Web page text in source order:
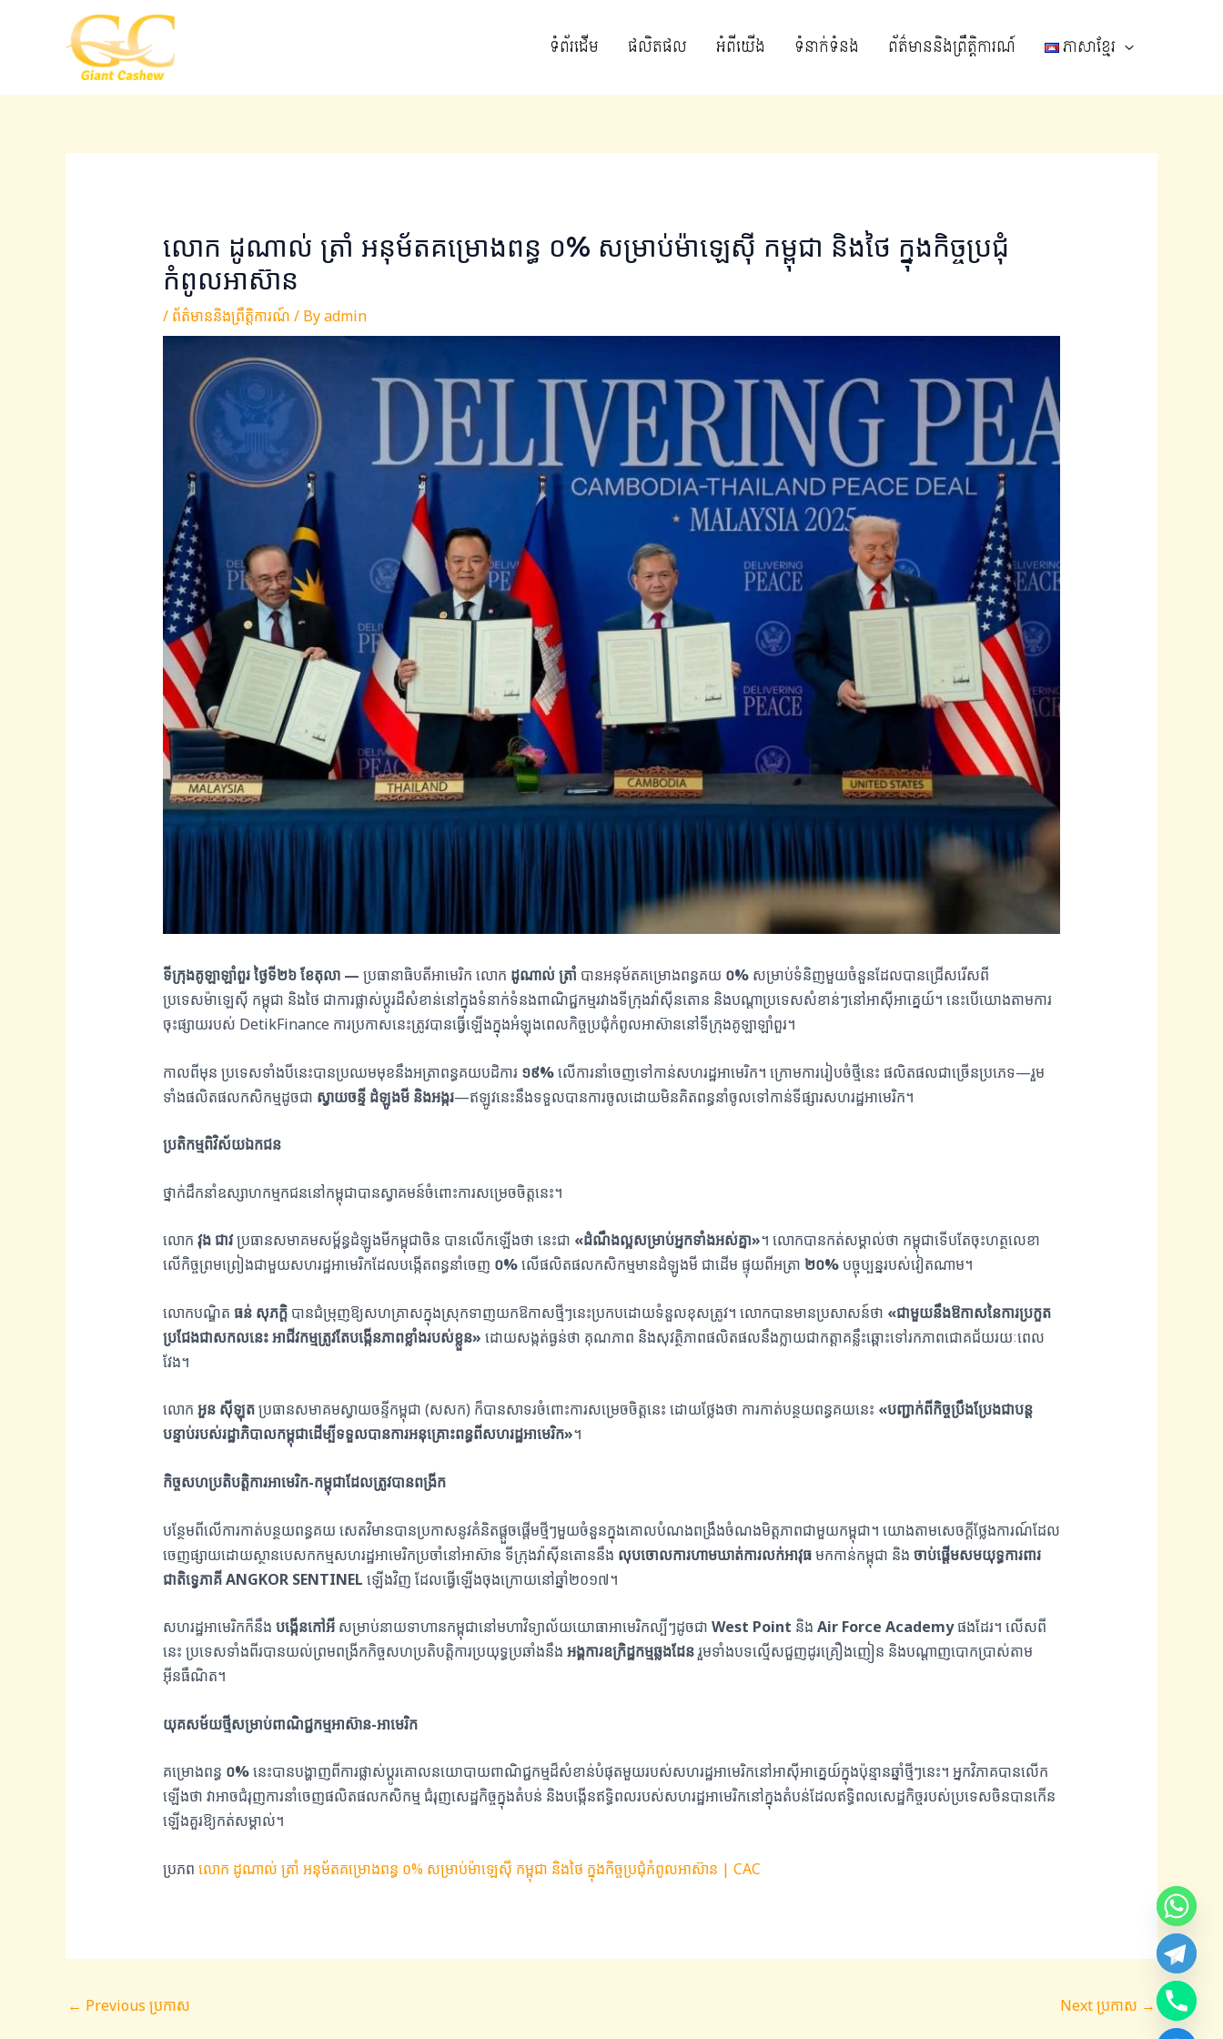
ទំព័រដើម ផលិតផល អំពីយើង ទំនាក់ទំនង ព័ត៌មាននិងព្រឹត្តិការណ៍ ភាសាខ្មែរ
លោក ដូណាល់ ត្រាំ អនុម័តគម្រោងពន្ធ ០% សម្រាប់ម៉ាឡេស៊ី កម្ពុជា និងថៃ ក្នុងកិច្ចប្រជុំ
កំពូលអាស៊ាន
/ ព័ត៌មាននិងព្រឹត្តិការណ៍ / Byadmin
ទីក្រុងគូឡាឡាំពួរ ថ្ងៃទី២៦ ខែតុលា — ប្រធានាធិបតីអាមេរិក លោក ដូណាល់ ត្រាំ បានអនុម័តគម្រោងពន្ធគយ ០%សម្រាប់ទំនិញមួយចំនួនដែលបានជ្រើសរើសពី
ប្រទេសម៉ាឡេស៊ី កម្ពុជា និងថៃ ជាការផ្លាស់ប្តូរដ៏សំខាន់នៅក្នុងទំនាក់ទំនងពាណិជ្ជកម្មរវាងទីក្រុងវ៉ាស៊ីនតោន និងបណ្តាប្រទេសសំខាន់ៗនៅអាស៊ីអាគ្នេយ៍។ នេះបើយោងតាមការ
ចុះផ្សាយរបស់ DetikFinance ការប្រកាសនេះត្រូវបានធ្វើឡើងក្នុងអំឡុងពេលកិច្ចប្រជុំកំពូលអាស៊ាននៅទីក្រុងគូឡាឡាំពួរ។
កាលពីមុន ប្រទេសទាំងបីនេះបានប្រឈមមុខនឹងអត្រាពន្ធគយបដិការ ១៩%លើការនាំចេញទៅកាន់សហរដ្ឋអាមេរិក។ ក្រោមការរៀបចំថ្មីនេះ ផលិតផលជាច្រើនប្រភេទ—រួម
ទាំងផលិតផលកសិកម្មដូចជា ស្វាយចន្ទី ដំឡូងមី និងអង្ករ—ឥឡូវនេះនឹងទទួលបានការចូលដោយមិនគិតពន្ធនាំចូលទៅកាន់ទីផ្សារសហរដ្ឋអាមេរិក។
ប្រតិកម្មពិវិស័យឯកជន
ថ្នាក់ដឹកនាំឧស្សាហកម្មកជននៅកម្ពុជាបានស្វាគមន៍ចំពោះការសម្រេចចិត្តនេះ។
លោក វុង ជាវប្រធានសមាគមសម្ព័ន្ធដំឡូងមីកម្ពុជាចិន បានលើកឡើងថា នេះជា «ដំណឹងល្អសម្រាប់អ្នកទាំងអស់គ្នា»។ លោកបានកត់សម្គាល់ថា កម្ពុជាទើបតែចុះហត្ថលេខា
លើកិច្ចព្រមព្រៀងជាមួយសហរដ្ឋអាមេរិកដែលបង្កើតពន្ធនាំចេញ ០%លើផលិតផលកសិកម្មមានដំឡូងមី ជាដើម ផ្ទុយពីអត្រា ២០%បច្ចុប្បន្នរបស់វៀតណាម។
លោកបណ្ឌិត ធន់ សុភក្តិបានជំម្រុញឱ្យសហគ្រាសក្នុងស្រុកទាញយកឱកាសថ្មីៗនេះប្រកបដោយទំនួលខុសត្រូវ។ លោកបានមានប្រសាសន៍ថា «ជាមួយនឹងឱកាសនៃការប្រកួត
ប្រជែងជាសកលនេះ អាជីវកម្មត្រូវតែបង្កើនភាពខ្លាំងរបស់ខ្លួន» ដោយសង្កត់ធ្ងន់ថា គុណភាព និងសុវត្ថិភាពផលិតផលនឹងក្លាយជាកត្តាគន្លឹះឆ្ពោះទៅរកភាពជោគជ័យរយៈពេល
វែង។
លោក អួន ស៊ីឡុតប្រធានសមាគមស្វាយចន្ទីកម្ពុជា (សសក) ក៏បានសាទរចំពោះការសម្រេចចិត្តនេះ ដោយថ្លែងថា ការកាត់បន្ថយពន្ធគយនេះ «បញ្ជាក់ពីកិច្ចប្រឹងប្រែងជាបន្ត
បន្ទាប់របស់រដ្ឋាភិបាលកម្ពុជាដើម្បីទទួលបានការអនុគ្រោះពន្ធពីសហរដ្ឋអាមេរិក»។
កិច្ចសហប្រតិបត្តិការអាមេរិក-កម្ពុជាដែលត្រូវបានពង្រីក
បន្ថែមពីលើការកាត់បន្ថយពន្ធគយ សេតវិមានបានប្រកាសនូវគំនិតផ្តួចផ្តើមថ្មីៗមួយចំនួនក្នុងគោលបំណងពង្រឹងចំណងមិត្តភាពជាមួយកម្ពុជា។ យោងតាមសេចក្តីថ្លែងការណ៍ដែល
ចេញផ្សាយដោយស្ថានបេសកកម្មសហរដ្ឋអាមេរិកប្រចាំនៅអាស៊ាន ទីក្រុងវ៉ាស៊ីនតោននឹង លុបចោលការហាមឃាត់ការលក់អាវុធមកកាន់កម្ពុជា និង ចាប់ផ្តើមសមយុទ្ធការពារ
ជាតិទ្វេភាគីANGKOR SENTINEL ឡើងវិញ ដែលធ្វើឡើងចុងក្រោយនៅឆ្នាំ២០១៧។
សហរដ្ឋអាមេរិកក៏នឹង បង្កើនកៅអីសម្រាប់នាយទាហានកម្ពុជានៅមហាវិទ្យាល័យយោធាអាមេរិកល្បីៗដូចជា West Point និង Air Force Academy ផងដែរ។ លើសពី
នេះ ប្រទេសទាំងពីរបានយល់ព្រមពង្រីកកិច្ចសហប្រតិបត្តិការប្រយុទ្ធប្រឆាំងនឹង អង្គការឧក្រិដ្ឋកម្មឆ្លងដែនរួមទាំងបទល្មើសជួញដូរគ្រឿងញៀន និងបណ្តាញបោកប្រាស់តាម
អ៊ីនធឺណិត។
យុគសម័យថ្មីសម្រាប់ពាណិជ្ជកម្មអាស៊ាន-អាមេរិក
គម្រោងពន្ធ ០%នេះបានបង្ហាញពីការផ្លាស់ប្តូរគោលនយោបាយពាណិជ្ជកម្មដ៏សំខាន់បំផុតមួយរបស់សហរដ្ឋអាមេរិកនៅអាស៊ីអាគ្នេយ៍ក្នុងប៉ុន្មានឆ្នាំថ្មីៗនេះ។ អ្នកវិភាគបានលើក
ឡើងថា វាអាចជំរុញការនាំចេញផលិតផលកសិកម្ម ជំរុញសេដ្ឋកិច្ចក្នុងតំបន់ និងបង្កើនឥទ្ធិពលរបស់សហរដ្ឋអាមេរិកនៅក្នុងតំបន់ដែលឥទ្ធិពលសេដ្ឋកិច្ចរបស់ប្រទេសចិនបានកើន
ឡើងគួរឱ្យកត់សម្គាល់។
ប្រភព លោក ដូណាល់ ត្រាំ អនុម័តគម្រោងពន្ធ ០% សម្រាប់ម៉ាឡេស៊ី កម្ពុជា និងថៃ ក្នុងកិច្ចប្រជុំកំពូលអាស៊ាន | CAC
Post
navigation
← Previous ប្រកាស Next ប្រកាស →